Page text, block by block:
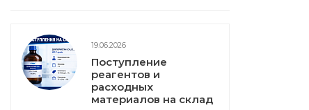
19.06.2026
Поступление
реагентов и
расходных
материалов на склад